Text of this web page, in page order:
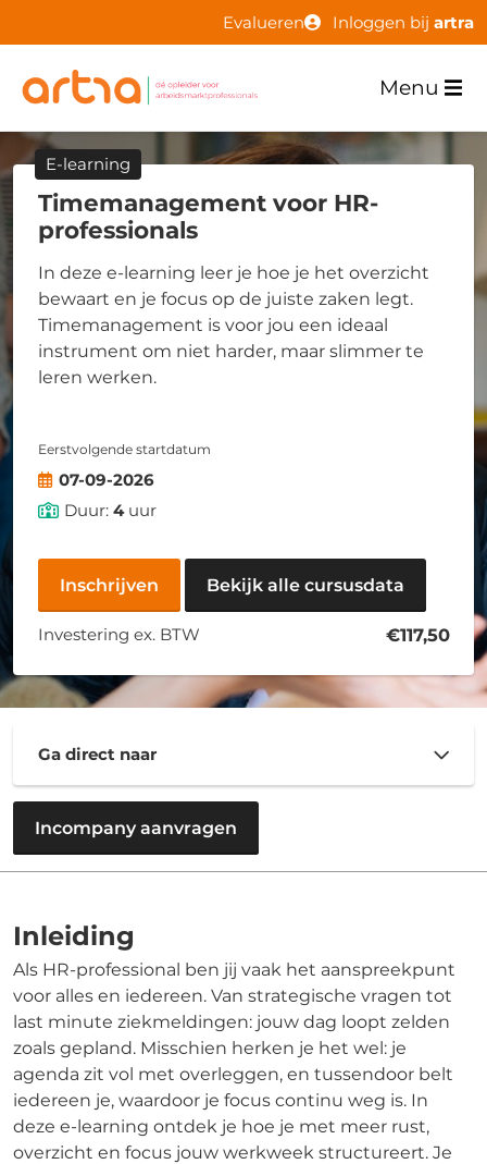
Evalueren Inloggen bij artra
Menu
E-learning
Timemanagement voor HR-
professionals
In deze e-learning leer je hoe je het overzicht
bewaart en je focus op de juiste zaken legt.
Timemanagement is voor jou een ideaal
instrument om niet harder, maar slimmer te
leren werken.
Eerstvolgende startdatum
07-09-2026
Duur: 4uur
Inschrijven Bekijk alle cursusdata
Investering ex. BTW €117,50
Ga direct naar
Incompany aanvragen
Inleiding
Als HR-professional ben jij vaak het aanspreekpunt
voor alles en iedereen. Van strategische vragen tot
last minute ziekmeldingen: jouw dag loopt zelden
zoals gepland. Misschien herken je het wel: je
agenda zit vol met overleggen, en tussendoor belt
iedereen je, waardoor je focus continu weg is. In
deze e-learning ontdek je hoe je met meer rust,
overzicht en focus jouw werkweek structureert. Je